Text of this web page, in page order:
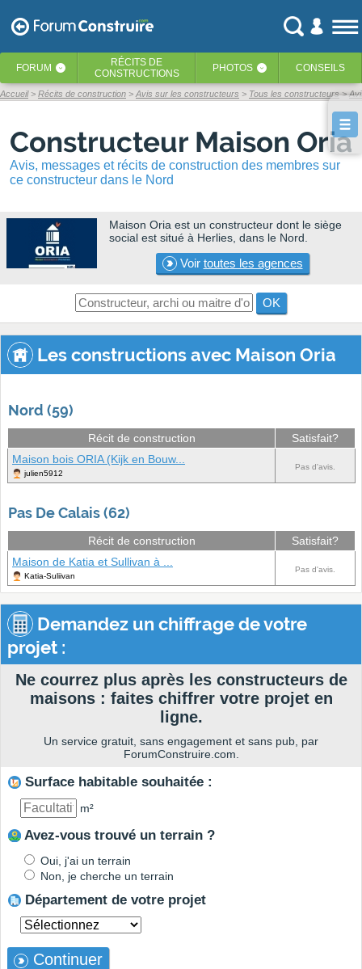
FORUM ‹ RÉCITS DE
CONSTRUCTIONS
PHOTOS ‹ CONSEILS
Accueil Récits de construction Avis sur les constructeurs Tous les constructeurs
Constructeur Maison Oria
Avis, messages et récits de construction des membres sur
ce constructeur dans le Nord
Maison Oria est un constructeur dont le siège
social est situé à Herlies, dans le Nord.
Voir toutes les agences
OK
Les constructions avec Maison Oria
Nord (59)
Récit de construction
Satisfait?
Maison bois ORIA (Kijk en Bouw...
julien5912
Pas d'avis.
Pas De Calais (62)
Récit de construction
Satisfait?
Maison de Katia et Sullivan à ...
Katia-Suliivan
Pas d'avis.
Demandez un chiffrage de votre
projet :
Ne courrez plus après les constructeurs de
maisons : faites chiffrer votre projet en
ligne.
Un service gratuit, sans engagement et sans pub, par
ForumConstruire.com.
Surface habitable souhaitée :
m²
Avez-vous trouvé un terrain ?
Oui, j'ai un terrain
Non, je cherche un terrain
Département de votre projet
Continuer